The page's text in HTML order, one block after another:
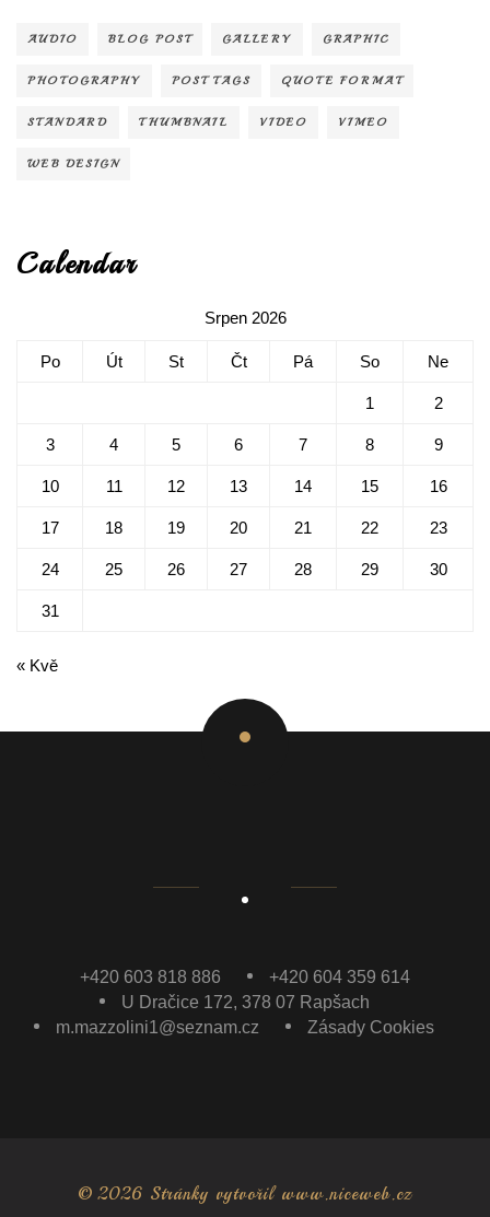
AUDIO BLOG POST GALLERY GRAPHIC
PHOTOGRAPHY POST TAGS QUOTE FORMAT
STANDARD THUMBNAIL VIDEO VIMEO
WEB DESIGN
Calendar
Srpen 2026
Po Út St Čt Pá So Ne
1 2
3 4 5 6 7 8 9
10 11 12 13 14 15 16
17 18 19 20 21 22 23
24 25 26 27 28 29 30
31
« Kvě
+420 603 818 886
+420 604 359 614
U Dračice 172, 378 07 Rapšach
m.mazzolini1@seznam.cz
Zásady Cookies
© 2026 Stránky vytvořil www.niceweb.cz